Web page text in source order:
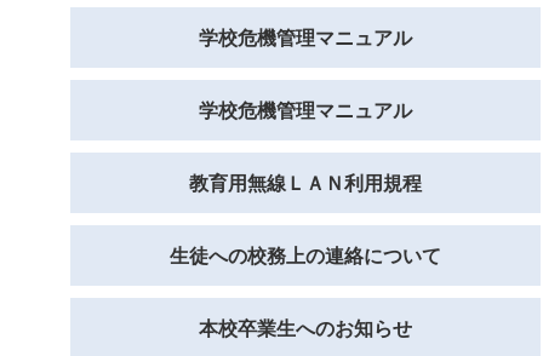
学校危機管理マニュアル
学校危機管理マニュアル
教育用無線ＬＡＮ利用規程
生徒への校務上の連絡について
本校卒業生へのお知らせ